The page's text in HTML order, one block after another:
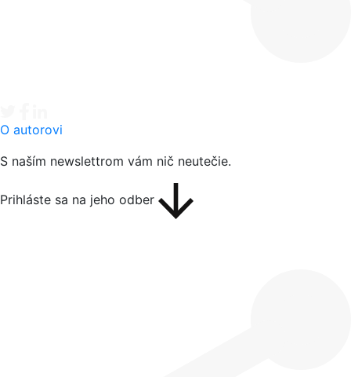
O autorovi
S naším newslettrom vám nič neutečie.
Prihláste sa na jeho odber